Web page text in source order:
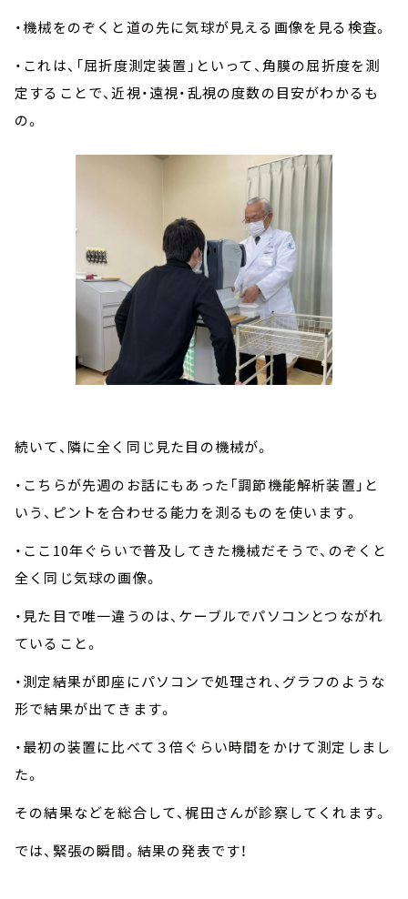
・機械をのぞくと道の先に気球が見える画像を見る検査。
・これは、「屈折度測定装置」といって、角膜の屈折度を測
定することで、近視・遠視・乱視の度数の目安がわかるも
の。
続いて、隣に全く同じ見た目の機械が。
・こちらが先週のお話にもあった「調節機能解析装置」と
いう、ピントを合わせる能力を測るものを使います。
・ここ10年ぐらいで普及してきた機械だそうで、のぞくと
全く同じ気球の画像。
・見た目で唯一違うのは、ケーブルでパソコンとつながれ
ていること。
・測定結果が即座にパソコンで処理され、グラフのような
形で結果が出てきます。
・最初の装置に比べて３倍ぐらい時間をかけて測定しまし
た。
その結果などを総合して、梶田さんが診察してくれます。
では、緊張の瞬間。結果の発表です！